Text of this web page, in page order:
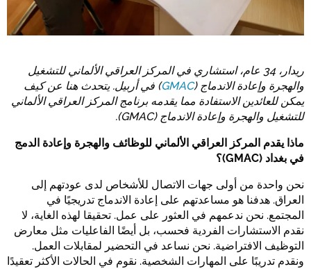
ريدار، 34 عام، استشاري في المركز العراقي الألماني للتشغيل
والهجرة وإعادة الاندماج (GMAC) في أربيل. يتحدث هنا عن كيف
يمكن للعائدين الاستفادة مما يقدمه برنامج المركز العراقي الألماني
للتشغيل والهجرة وإعادة الاندماج (GMAC).
ماذا يقدم المركز العراقي الألماني للوظائف والهجرة وإعادة الدمج
في بغداد (GMAC)؟
نحن واحدة من أولى جهات الاتصال للأشخاص لدى عودتهم إلى
العراق. هدفنا هو مساعدتهم على إعادة الاندماج تدريجيًا في
المجتمع. نحن ندعمهم في العثور على عمل. تحقيقا لهذه الغاية، لا
نقدم الاستشارات الفردية فحسب، بل أيضًا الفاعليات مثل معارض
التوظيف الافتراضية. نحن نساعد في التحضير لمقابلات العمل.
ونقدم تدريبًا على المهارات الشخصية. نقوم في الحالات الأكثر تعقيدًا